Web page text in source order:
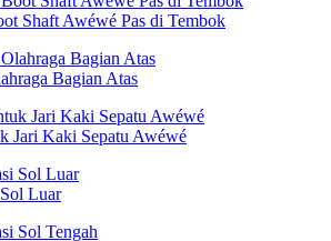
Shaft Awéwé Pas di Tembok
Bagian Atas
Jari Kaki Sepatu Awéwé
Luar